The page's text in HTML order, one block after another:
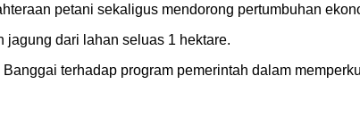
petani sekaligus mendorong pertumbuhan
jagung dari lahan seluas 1 hektare.
terhadap program pemerintah dalam